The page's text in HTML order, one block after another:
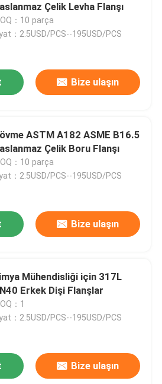
Çelik Levha Flanşı
：10 parça
：2.5USD/PCS--195USD/PCS
Bize ulaşın
ASTM A182 ASME B16.5
Çelik Boru Flanşı
：10 parça
：2.5USD/PCS--195USD/PCS
Bize ulaşın
Mühendisliği için 317L
Erkek Dişi Flanşlar
：1
：2.5USD/PCS--195USD/PCS
Bize ulaşın